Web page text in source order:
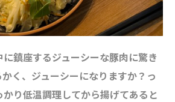
鎮座するジューシーな豚肉に驚き
く、ジューシーになりますか？っ
り低温調理してから揚げてあると